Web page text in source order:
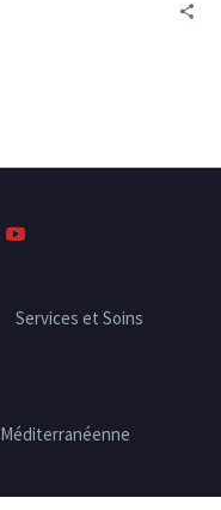
les causes et
Services et Soins